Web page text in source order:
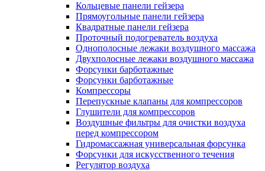
Кольцевые панели гейзера
Прямоугольные панели гейзера
Квадратные панели гейзера
Проточный подогреватель воздуха
Однополосные лежаки воздушного массажа
Двухполосные лежаки воздушного массажа
Форсунки барботажные
Форсунки барботажные
Компрессоры
Перепускные клапаны для компрессоров
Глушители для компрессоров
Воздушные фильтры для очистки воздуха
перед компрессором
Гидромассажная универсальная форсунка
Форсунки для искусственного течения
Регулятор воздуха